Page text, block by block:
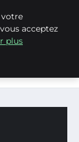
DE L’INFO
votre
acceptez
plus